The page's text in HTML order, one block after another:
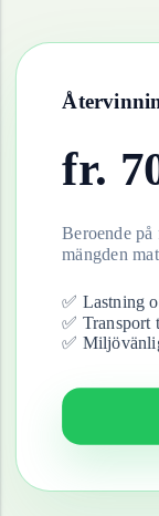
fr.
Beroende på
mängden
✅ Lastning
✅ Transport
✅